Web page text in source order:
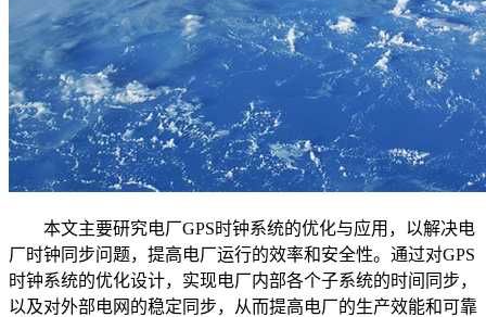
本文主要研究电厂GPS时钟系统的优化与应用，以解决电
厂时钟同步问题，提高电厂运行的效率和安全性。通过对GPS
时钟系统的优化设计，实现电厂内部各个子系统的时间同步，
以及对外部电网的稳定同步，从而提高电厂的生产效能和可靠